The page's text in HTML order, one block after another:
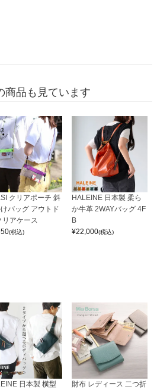
商品も見ています
クリアポーチ 斜
バッグ アウトド
リアケース
(税込)
HALEINE 日本製 柔ら
か牛革 2WAYバッグ 4F
B
¥22,000(税込)
日本製 横型
財布 レディース 二つ折